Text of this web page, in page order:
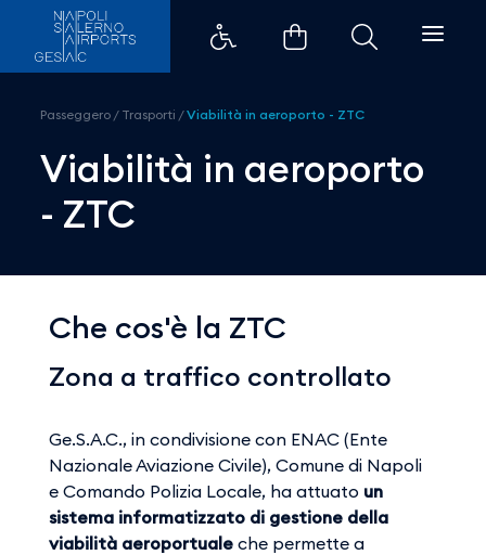
Viabilità in aeroporto - ZTC -
Passeggero / Trasporti /Viabilità in aeroporto - ZTC
Viabilità in aeroporto
- ZTC
Che cos'è la ZTC
Zona a traffico controllato
Ge.S.A.C., in condivisione con ENAC (Ente
Nazionale Aviazione Civile), Comune di Napoli
e Comando Polizia Locale, ha attuato un
sistema informatizzato di gestione della
viabilità aeroportualeche permette a